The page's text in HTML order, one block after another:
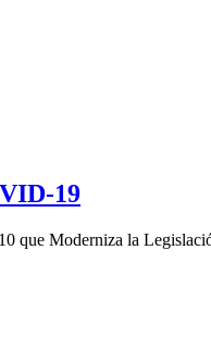
19
Moderniza la